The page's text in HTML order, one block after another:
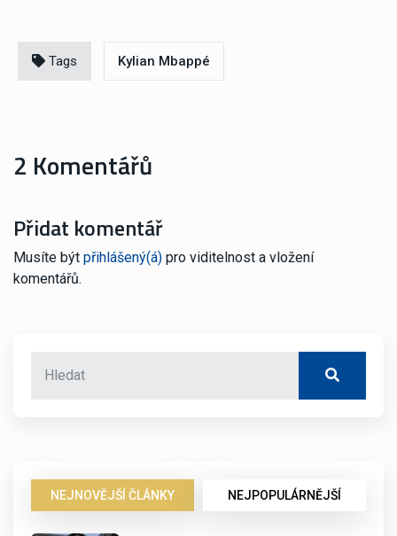
Tags Kylian Mbappé
2 Komentářů
Přidat komentář
Musíte být přihlášený(á) pro viditelnost a vložení
komentářů.
NEJNOVĚJŠÍ ČLÁNKY NEJPOPULÁRNĚJŠÍ